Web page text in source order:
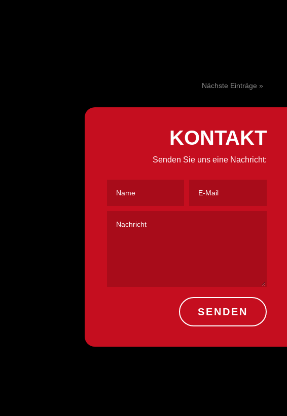
Nächste Einträge »
KONTAKT
Senden Sie uns eine Nachricht:
SENDEN